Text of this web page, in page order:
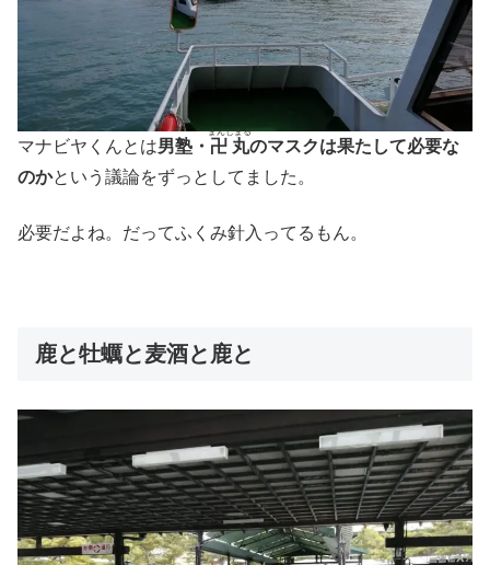
マナビヤくんとは男塾・ 卍丸
まんじまる
のマスクは果たして必要な
のかという議論をずっとしてました。
必要だよね。だってふくみ針入ってるもん。
鹿と牡蠣と麦酒と鹿と